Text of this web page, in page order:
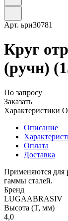
Арт. ьри30781
Круг
(ручн)
По запросу
Заказать
Характеристики
Описание
Оплата
Доставка
Применяются для
гаммы сталей.
Бренд
LUGAABRASIV
Высота (T, мм)
4,0